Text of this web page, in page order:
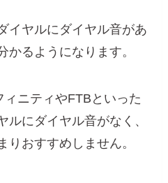
イヤルにダイヤル音があ
かるようになります。
ニティやFTBといった
ルにダイヤル音がなく、
りおすすめしません。